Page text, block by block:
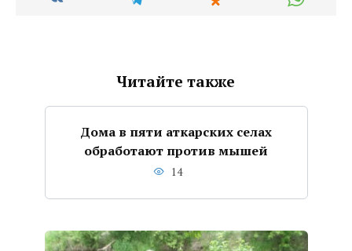
Читайте также
Дома в пяти аткарских селах
обработают против мышей
14